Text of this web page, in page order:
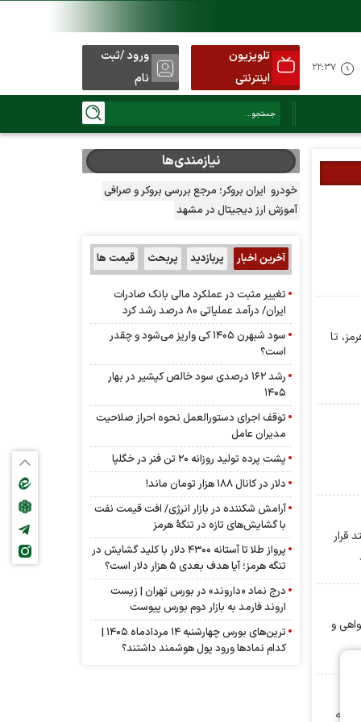
تلویزیون
اینترنتی
ورود /ثبت
نام
تا
قرار
گواهی و
در بورس کالا معامله
نیازمندی‌ها
خودرو ایران بروکر؛ مرجع بررسی بروکر و صرافی
آموزش ارز دیجیتال در مشهد
آخرین اخبار پربازدید پربحث قیمت ها
تغییر مثبت در عملکرد مالی بانک صادرات
ایران/ درآمد عملیاتی 80 درصد رشد کرد
سود شبهرن ۱۴۰۵ کی واریز می‌شود و چقدر
است؟
رشد ۱۶۲ درصدی سود خالص کپشیر در بهار
۱۴۰۵
توقف اجرای دستورالعمل نحوه احراز صلاحیت
مدیران عامل
پشت پرده تولید روزانه ۲۰ تن فنر در خگلپا
دلار در کانال ۱۸۸ هزار تومان ماند!
آرامش شکننده در بازار انرژی/ افت قیمت نفت
با گشایش‌های تازه در تنگۀ هرمز
پرواز طلا تا آستانه ۴۳۰۰ دلار با کلید گشایش در
تنگه هرمز؛ آیا هدف بعدی ۵ هزار دلار است؟
درج نماد «داروند» در بورس تهران | زیست
اروند فارمد به بازار دوم بورس پیوست
ترین‌های بورس چهارشنبه ۱۴ مردادماه ۱۴۰۵ |
کدام نماد‌ها ورود پول هوشمند داشتند؟